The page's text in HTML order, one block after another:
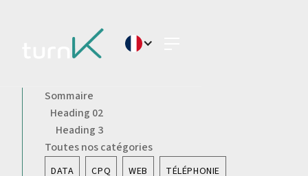
Sommaire
Heading 02
Heading 3
Toutes nos catégories
DATA CPQ WEB TÉLÉPHONIE